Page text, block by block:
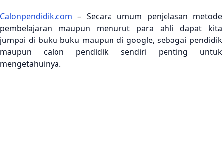
Pengertian Metode Pembelajaran
Dalam Implementasinya Metode Pembelajaran Memiliki
Fase-Fase Tertentu
Pertimbangan Pemilihan
Calonpendidik.com – Secara umum penjelasan metode
pembelajaran maupun menurut para ahli dapat kita
jumpai di buku-buku maupun di google, sebagai pendidik
maupun calon pendidik sendiri penting untuk
mengetahuinya.